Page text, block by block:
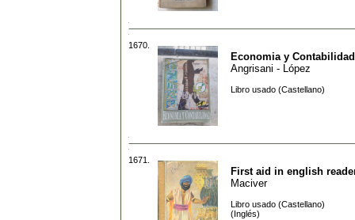
1670.
Economia y Contabilidad
Angrisani - López
Libro usado (Castellano)
1671.
First aid in english
Maciver
Libro usado (Castellano)
(Inglés)